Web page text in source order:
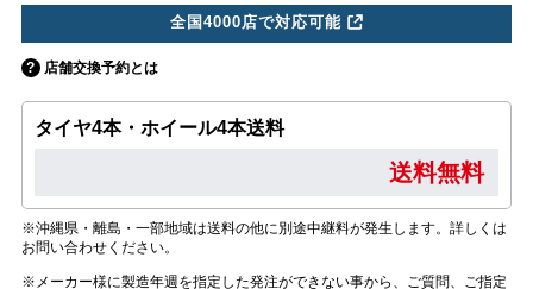
全国4000店で対応可能
店舗交換予約とは
タイヤ4本・ホイール4本送料
送料無料
※沖縄県・離島・一部地域は送料の他に別途中継料が発生します。詳しくは
お問い合わせください。
※メーカー様に製造年週を指定した発注ができない事から、ご質問、ご指定